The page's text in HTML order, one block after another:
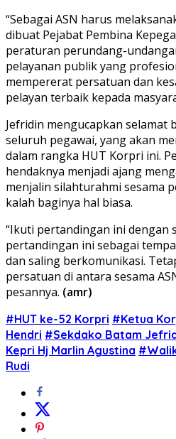
“Sebagai ASN harus
dibuat Pejabat Pembina
peraturan perundang-
pelayanan publik yang
mempererat persatuan dan
pelayan terbaik kepada
Jefridin mengucapkan selamat
seluruh pegawai, yang akan
dalam rangka HUT Korpri ini.
hendaknya menjadi ajang
menjalin silahturahmi sesama
kalah baginya hal biasa.
“Ikuti pertandingan ini dengan
pertandingan ini sebagai
dan saling berkomunikasi.
persatuan di antara sesama
pesannya. (amr)
#HUT ke-52 Korpri #Ketua
Hendri #Sekdako Batam
Kepri Hj Marlin Agustina
Rudi